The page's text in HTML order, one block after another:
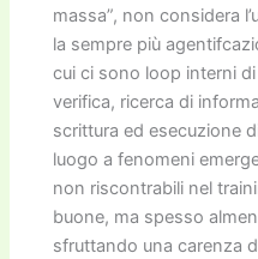
massa”, non considera
la sempre più
cui ci sono loop interni
verifica, ricerca di
scrittura ed esecuzione
luogo a fenomeni
non riscontrabili nel
buone, ma spesso
sfruttando una carenza